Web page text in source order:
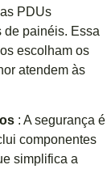
PDUs
de painéis. Essa
escolham os
atendem às
: A segurança é
componentes
simplifica a